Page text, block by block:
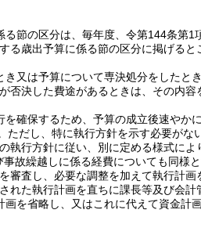
節の区分は、毎年度、令第144条第
る歳出予算に係る節の区分に掲げると
又は予算について専決処分をしたと
否決した費途があるときは、その内容
確保するため、予算の成立後速やか
ただし、特に執行方針を示す必要がな
の執行方針に従い、別に定める様式によ
故繰越しに係る経費についても同様と
審査し、必要な調整を加えて執行計画
れた執行計画を直ちに課長等及び会計
画を省略し、又はこれに代えて資金計